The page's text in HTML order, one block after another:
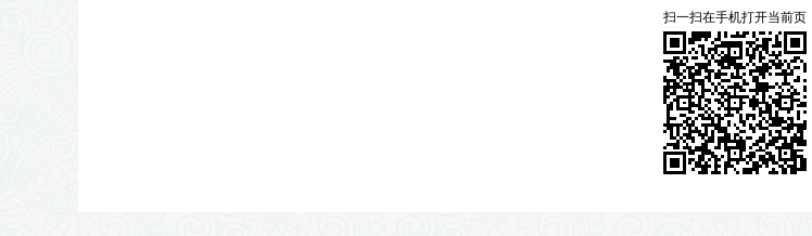
扫一扫在手机打开当前页